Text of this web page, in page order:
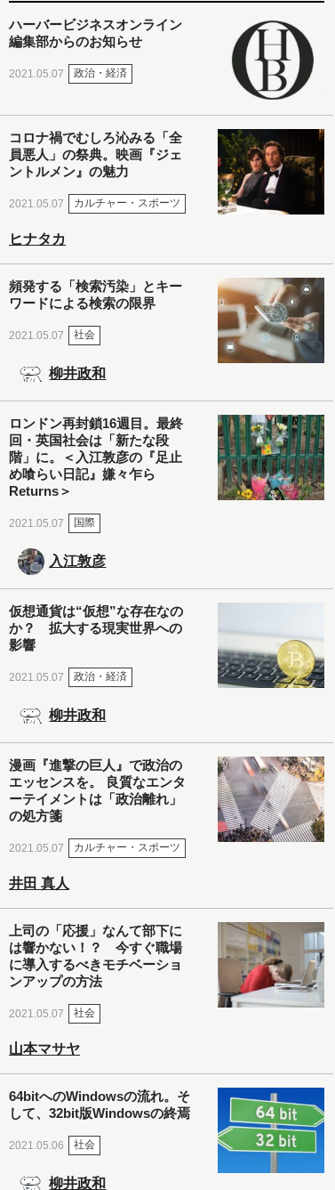
ハーバービジネスオンライン
編集部からのお知らせ
2021.05.07 政治・経済
コロナ禍でむしろ沁みる「全
員悪人」の祭典。映画『ジェ
ントルメン』の魅力
2021.05.07 カルチャー・スポーツ
ヒナタカ
頻発する「検索汚染」とキー
ワードによる検索の限界
2021.05.07 社会
柳井政和
ロンドン再封鎖16週目。最終
回・英国社会は「新たな段
階」に。＜入江敦彦の『足止
め喰らい日記』嫌々乍ら
Returns＞
2021.05.07 国際
入江敦彦
仮想通貨は“仮想”な存在なの
か？ 拡大する現実世界への
影響
2021.05.07 政治・経済
柳井政和
漫画『進撃の巨人』で政治の
エッセンスを。 良質なエンタ
ーテイメントは「政治離れ」
の処方箋
2021.05.07 カルチャー・スポーツ
井田 真人
上司の「応援」なんて部下に
は響かない！？ 今すぐ職場
に導入するべきモチベーショ
ンアップの方法
2021.05.07 社会
山本マサヤ
64bitへのWindowsの流れ。そ
して、32bit版Windowsの終焉
2021.05.06 社会
柳井政和